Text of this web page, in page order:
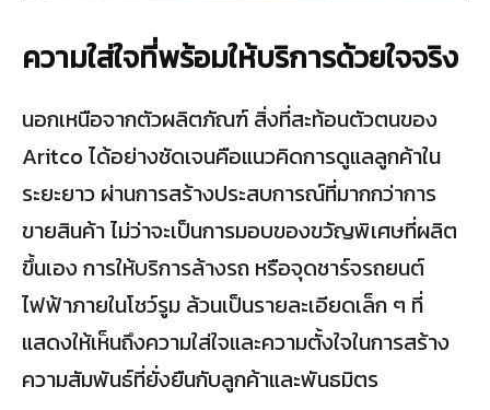
ความใส่ใจที่พร้อมให้บริการด้วยใจจริง
นอกเหนือจากตัวผลิตภัณฑ์ สิ่งที่สะท้อนตัวตนของ
Aritco ได้อย่างชัดเจนคือแนวคิดการดูแลลูกค้าใน
ระยะยาว ผ่านการสร้างประสบการณ์ที่มากกว่าการ
ขายสินค้า ไม่ว่าจะเป็นการมอบของขวัญพิเศษที่ผลิต
ขึ้นเอง การให้บริการล้างรถ หรือจุดชาร์จรถยนต์
ไฟฟ้าภายในโชว์รูม ล้วนเป็นรายละเอียดเล็ก ๆ ที่
แสดงให้เห็นถึงความใส่ใจและความตั้งใจในการสร้าง
ความสัมพันธ์ที่ยั่งยืนกับลูกค้าและพันธมิตร